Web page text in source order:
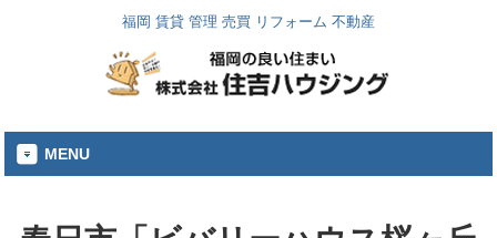
福岡 賃貸 管理 売買 リフォーム 不動産
MENU